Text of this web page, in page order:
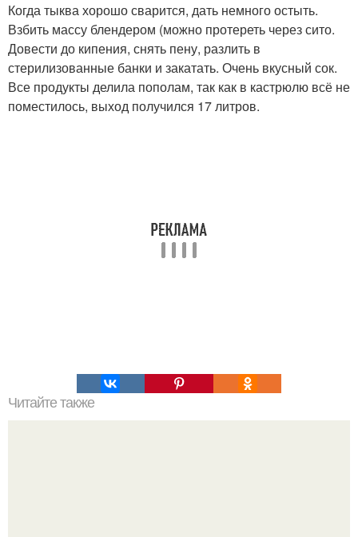
Когда тыква хорошо сварится, дать немного остыть.
Взбить массу блендером (можно протереть через сито.
Довести до кипения, снять пену, разлить в
стерилизованные банки и закатать. Очень вкусный сок.
Все продукты делила пополам, так как в кастрюлю всё не
поместилось, выход получился 17 литров.
Читайте также